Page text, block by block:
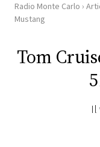
HOME
RADIO
Radio Monte Carlo ›
Mustang
Tom
Il